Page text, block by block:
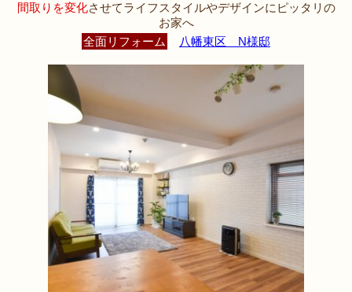
間取りを変化させてライフスタイルやデザインにピッタリの
お家へ
全面リフォーム
八幡東区 N様邸